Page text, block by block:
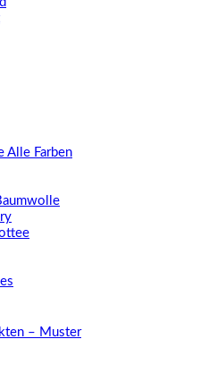
Alle Farben
– Muster